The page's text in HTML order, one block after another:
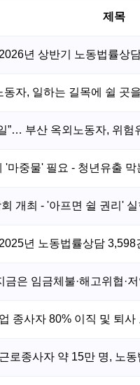
제목
년 상반기 노동법률상
자, 일하는 길목에 쉴 곳
”… 부산 옥외노동자, 위험
'마중물' 필요 - 청년유출
개최 - '아프면 쉴 권리'
년 노동법률상담
은 임금체불·해고위협·
종사자 80% 이직 및 퇴사
로종사자 약 15만 명, 노